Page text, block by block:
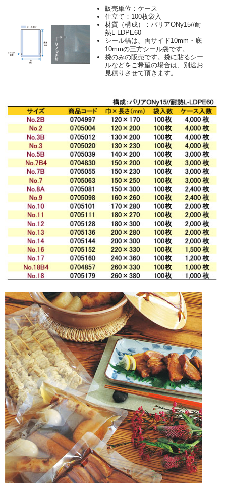
販売単位：ケース
仕立て：100枚袋入
材質（構成）：バリアONy15//耐
熱L-LDPE60
シール幅は、両サイド10mm・底
10mmの三方シール袋です。
袋のみの販売です。袋に貼るシー
ルなどをご希望の場合は、別途お
見積りさせて頂きます。